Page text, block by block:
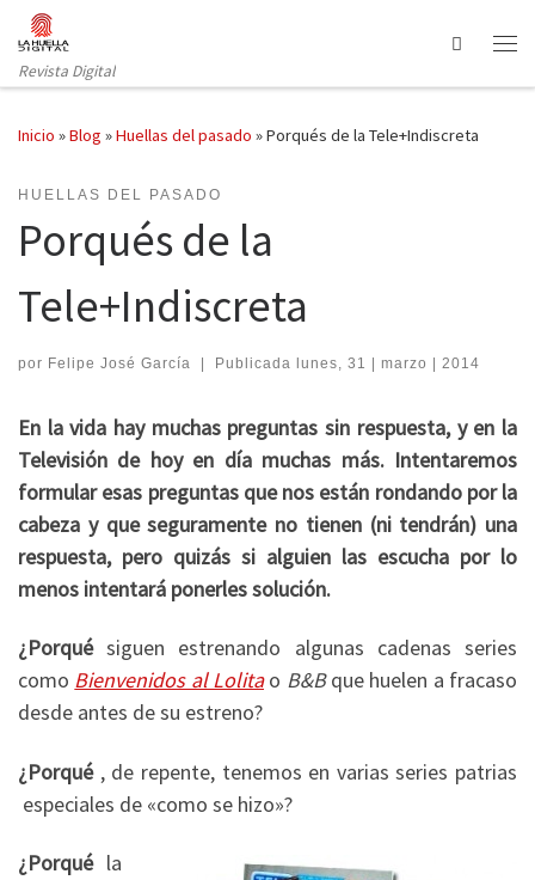
Saltar al contenido
Revista Digital
Search
Inicio »Blog »Huellas del pasado »Porqués de la Tele+Indiscreta
HUELLAS DEL PASADO
Porqués de la
Tele+Indiscreta
por Felipe José García | Publicada lunes, 31 | marzo | 2014
En la vida hay muchas preguntas sin respuesta, y en la
Televisión de hoy en día muchas más. Intentaremos
formular esas preguntas que nos están rondando por la
cabeza y que seguramente no tienen (ni tendrán) una
respuesta, pero quizás si alguien las escucha por lo
menos intentará ponerles solución.
¿Porquésiguen estrenando algunas cadenas series
como Bienvenidos al Lolitao B&Bque huelen a fracaso
desde antes de su estreno?
¿Porqué, de repente, tenemos en varias series patrias
especiales de «como se hizo»?
¿Porquéla